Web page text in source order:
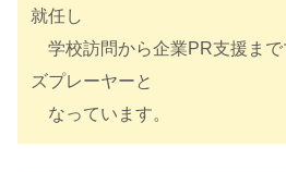
就任し
学校訪問から企業PR支援まで
ズプレーヤーと
なっています。